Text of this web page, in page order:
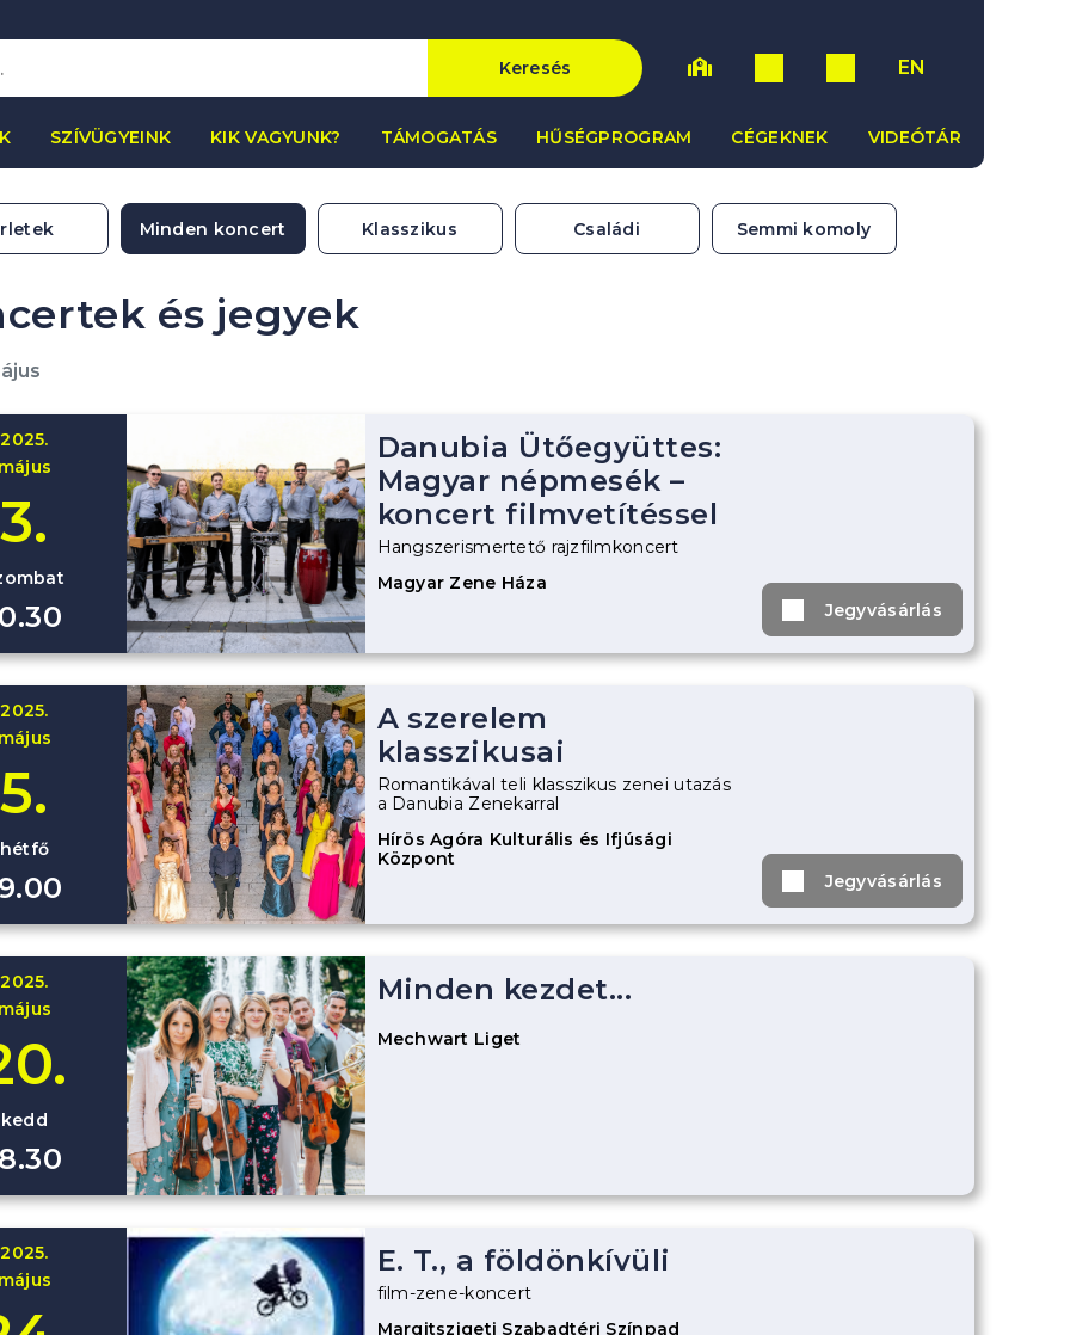
Keresés EN
SZÍVÜGYEINK KIK VAGYUNK? TÁMOGATÁS HŰSÉGPROGRAM CÉGEKNEK VIDEÓTÁR
Minden koncert Klasszikus Családi Semmi komoly
és jegyek
2025.
3.
Danubia Ütőegyüttes:
Magyar népmesék –
koncert filmvetítéssel
Hangszerismertető rajzfilmkoncert
Magyar Zene Háza
Jegyvásárlás
2025.
5.
hétfő
A szerelem
klasszikusai
Romantikával teli klasszikus zenei utazás
a Danubia Zenekarral
Hírös Agóra Kulturális és Ifjúsági
Központ
Jegyvásárlás
2025.
kedd
Minden kezdet...
Mechwart Liget
2025.
E. T., a földönkívüli
film-zene-koncert
Margitszigeti Szabadtéri Színpad